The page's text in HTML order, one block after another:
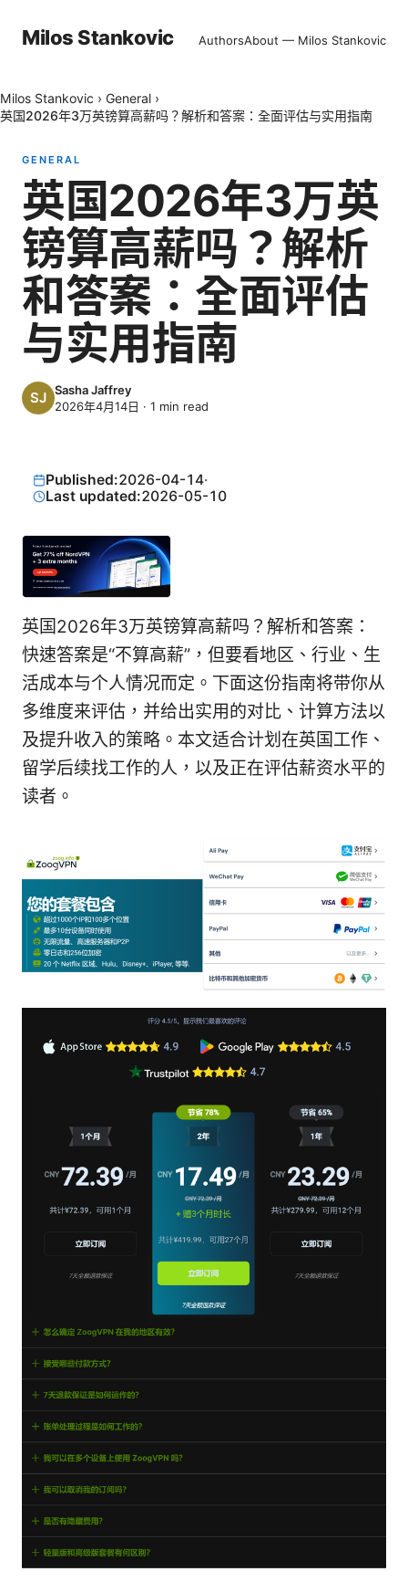
Milos Stankovic AuthorsAbout — Milos Stankovic
Milos Stankovic › General ›
英国2026年3万英镑算高薪吗？解析和答案：全面评估与实用指南
GENERAL
英国2026年3万英
镑算高薪吗？解析
和答案：全面评估
与实用指南
Sasha Jaffrey
2026年4月14日 · 1 min read
Published:2026-04-14·
Last updated:2026-05-10
英国2026年3万英镑算高薪吗？解析和答案：
快速答案是“不算高薪”，但要看地区、行业、生
活成本与个人情况而定。下面这份指南将带你从
多维度来评估，并给出实用的对比、计算方法以
及提升收入的策略。本文适合计划在英国工作、
留学后续找工作的人，以及正在评估薪资水平的
读者。